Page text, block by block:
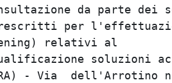
da parte dei
per
relativi al
soluzioni
- Via  dell'Arrotino